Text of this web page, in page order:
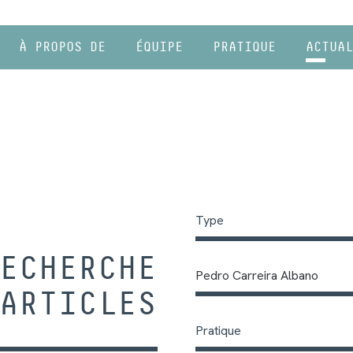
À PROPOS DE ÉQUIPE PRATIQUE
Type
Pedro Carreira Albano
Pratique